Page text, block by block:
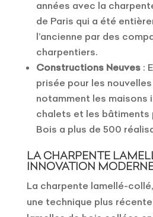
années avec la
de Paris qui a été
l’ancienne par des
charpentiers.
Constructions Neuves:
prisée pour les
notamment les maisons
chalets et les bâtiments
Bois a plus de 500
LA CHARPENTE
INNOVATION
La charpente lamellé-
une technique plus